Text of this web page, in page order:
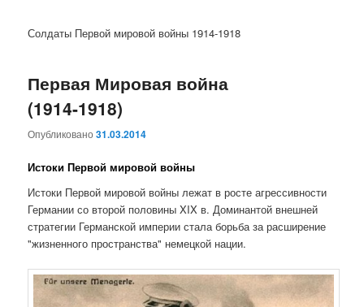
Солдаты Первой мировой войны 1914-1918
Первая Мировая война
(1914-1918)
Опубликовано31.03.2014
Истоки Первой мировой войны
Истоки Первой мировой войны лежат в росте агрессивности
Германии со второй половины XIX в. Доминантой внешней
стратегии Германской империи стала борьба за расширение
"жизненного пространства" немецкой нации.